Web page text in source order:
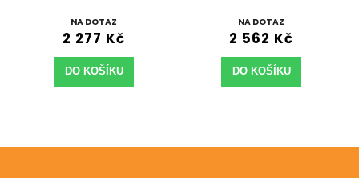
NA DOTAZ
2 277 Kč
DO KOŠÍKU
NA DOTAZ
2 562 Kč
DO KOŠÍKU